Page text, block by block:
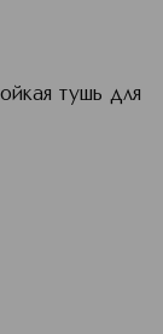
тушь для